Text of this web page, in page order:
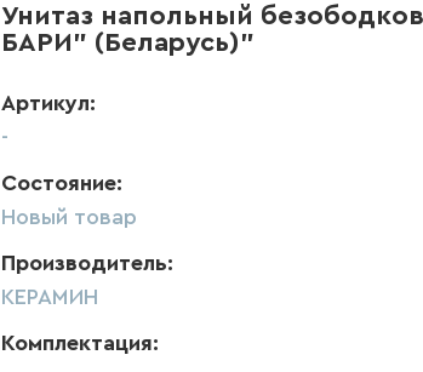
Унитаз напольный
БАРИ" (Беларусь)"
Артикул:
-
Состояние:
Новый товар
Производитель:
КЕРАМИН
Комплектация: